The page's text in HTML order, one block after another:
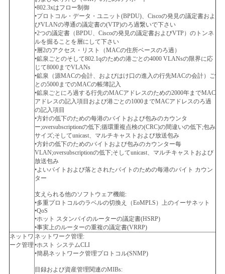
•802.3xはフロー制御
•プロトコル・データ・ユニット(BPDU)、Ciscoの発見の議定書およ
びVLANの導通の議定書の(VTP)のろ過繋いで下さい
•2つの議定書（BPDU、Ciscoの発見の議定書およびVTP）のトンネ
ルを掘ることを層にして下さい
•層2のアクセス・リスト（MACの住所ベースのろ過）
•鉱泉ごとのそして802.1qのための港ごとの4000 VLANsの限界に応
じて8000までVLANs
•鉱泉（源MACの会計、およびはけ口の進入の行先MACの会計）ご
との5000までのMACの帳簿記入
•鉱泉ごとにろ過する行先のMACアドレスのための2000年までMAC
アドレスの記入項目および港ごとの1000までMACアドレスのろ過
の記入項目
•方針の低下のための每港のバイトおよび包みのカウンタ
ー;oversubscriptionの低下;循環重複点検の(CRC)の間違いの低下;包み
サイズ;そしてunicast、マルチキャストおよび放送包み
•方針の低下のためのバイトおよび包みのカウンター每
VLAN;oversubscriptionの低下;そしてunicast、マルチキャストおよび
放送包み
•よいバイトおよび落とされたバイトのための每港のバイト カウン
ター
支えられる他のソフトウェア機能:
•多重プロトコルのラベルの切換え（EoMPLS）上のイーサネット
•QoS
•ホット スタンバイのルーターの議定書(HSRP)
•事実上のルーターの重複の議定書(VRRP)
ネットワ
ーク管理
ネットワーク管理:
•ホスト システムCLI
•簡易ネットワーク管理プロトコル(SNMP)
目録および資産管理関連のMIBs: